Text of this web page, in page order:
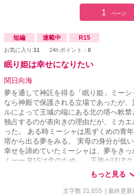
1 ページ
短編 連載中 R15
お気に入り:11 24h.ポイント： 0
眠り姫は幸せになりたい
関日向海
夢を通して神託を得る「眠り姫」ミー
なら神殿で保護される立場であったが
ルによって王城の端にある北の塔へ軟
独占するのが表向きの理由だが、ミカ
った。 ある時ミーシャは黒ずくめの青
塔から出る夢をみる。 実母の身分が低
幸せを諦めていたミーシャは、夢をき
くーー R15は念のため……王族がほぼ
しそうなので保険かけておきます。 ヒ
す。 見切り発車なので更新が不定期に
しくお願いします。
もっと見る
文字数 21,655 | 最終更